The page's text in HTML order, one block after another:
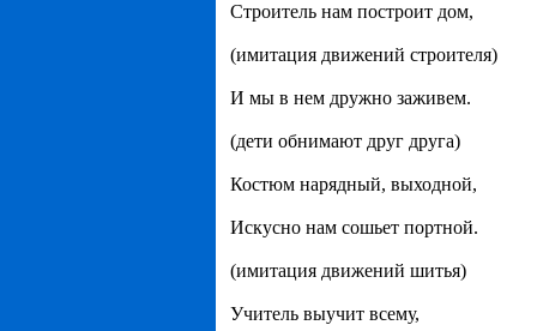
Строитель нам построит дом,
(имитация движений строителя)
И мы в нем дружно заживем.
(дети обнимают друг друга)
Костюм нарядный, выходной,
Искусно нам сошьет портной.
(имитация движений шитья)
Учитель выучит всему,